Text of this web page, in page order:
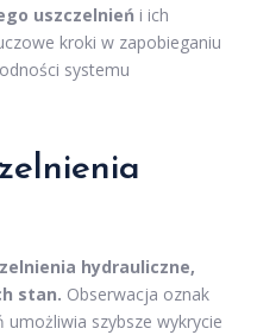
uszczelnień i ich
kroki w zapobieganiu
systemu
hydrauliczne,
stan. Obserwacja oznak
umożliwia szybsze wykrycie